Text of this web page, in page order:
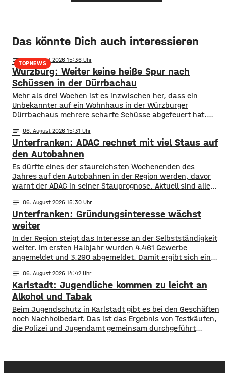
Das könnte Dich auch interessieren
TOPNEWS
notes 06. August 2026 15:36
Würzburg: Weiter keine heiße Spur nach
Schüssen in der Dürrbachau
Mehr als drei Wochen ist es inzwischen her, dass ein
Unbekannter auf ein Wohnhaus in der Würzburger
Dürrbachaus mehrere scharfe Schüsse abgefeuert hat.
fehlt den Ermittlern offenbar eine heiße Spur. Eine
Großfahndung am Abend der Tat war erfolglos geblieben,
auch eine Anwohnerbefragung brachte offenbar keinen
Durchbruch.
notes 06. August 2026 15:31
Unterfranken: ADAC rechnet mit viel Staus auf
den Autobahnen
Es dürfte eines der staureichsten Wochenenden des
Jahres auf den Autobahnen in der Region werden, davor
warnt der ADAC in seiner Stauprognose. Aktuell sind alle
Hessen, Rheinland-Pfalz und dem Saarland. Auch in den
skandinavischen Ländern beginnt die Schule langsam
wieder. Daher dürfte es auf A 3 und
notes 06. August 2026 15:30
Unterfranken: Gründungsinteresse wächst
weiter
In der Region steigt das Interesse an der Selbstständigkeit
weiter. Im ersten Halbjahr wurden 4.461 Gewerbe
angemeldet und 3.290 abgemeldet. Damit ergibt sich ein
verzeichneten Würzburg, der Landkreis Würzburg sowie
die Regionen Haßberge, Bad Kissingen und Schweinfurt.
Nach dem aktuellen IHK-Report entstehen viele
Gründungen allerdings aus dem Wunsch
notes 06. August 2026 14:42
Karlstadt: Jugendliche kommen zu leicht an
Alkohol und Tabak
Beim Jugendschutz in Karlstadt gibt es bei den Geschäften
noch Nachholbedarf. Das ist das Ergebnis von Testkäufen,
die Polizei und Jugendamt gemeinsam durchgeführt